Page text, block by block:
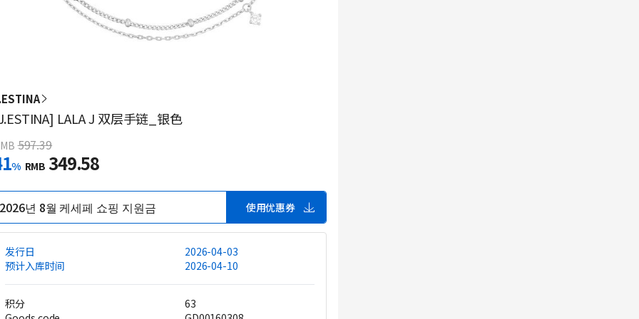
LALA J 双层手链_银色
597.39
% RMB 349.58
2026년 8월 케세페 쇼핑 지원금 使用优惠券
发行日
2026-04-03
预计入库时间
2026-04-10
积分
63